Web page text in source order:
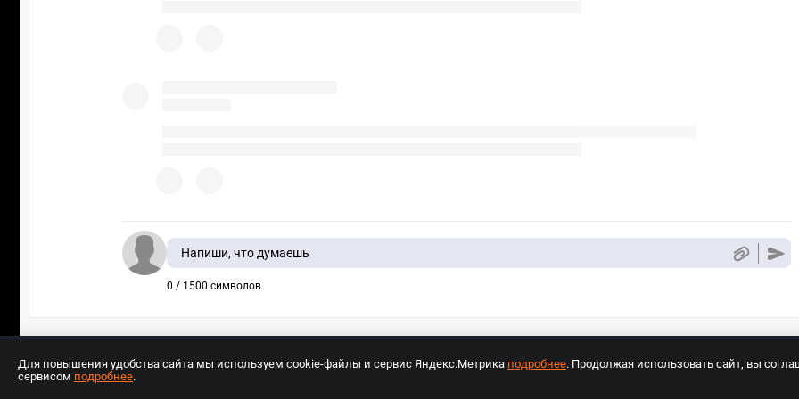
Напиши, что думаешь
0 / 1500 символов
Для повышения удобства сайта мы используем cookie-файлы и сервис Яндекс.Метрика подробнее. Продолжая использовать сайт, вы
сервисом подробнее.